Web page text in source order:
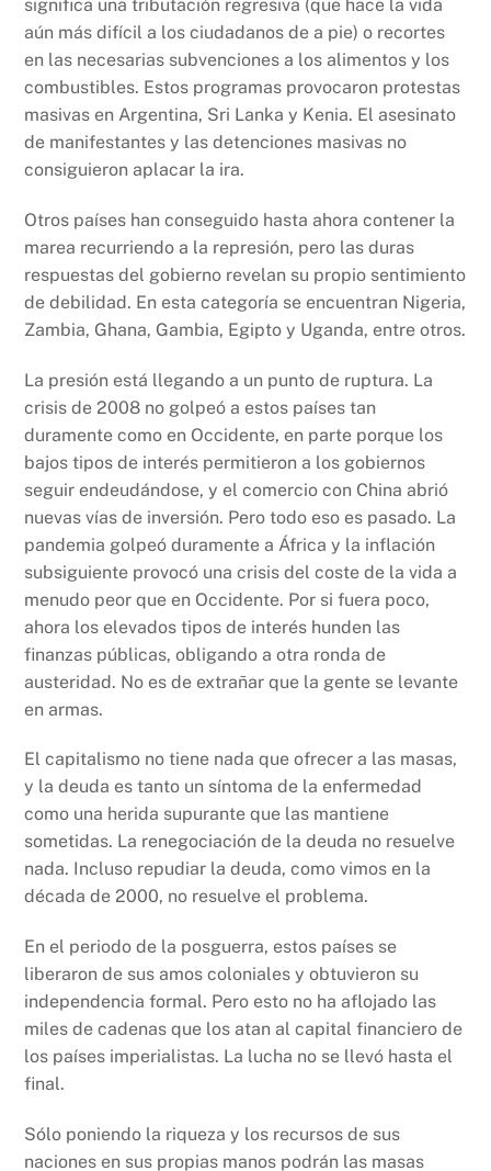
significa una tributación regresiva (que hace la vida
aún más difícil a los ciudadanos de a pie) o recortes
en las necesarias subvenciones a los alimentos y los
combustibles. Estos programas provocaron protestas
masivas en Argentina, Sri Lanka y Kenia. El asesinato
de manifestantes y las detenciones masivas no
consiguieron aplacar la ira.
Otros países han conseguido hasta ahora contener la
marea recurriendo a la represión, pero las duras
respuestas del gobierno revelan su propio sentimiento
de debilidad. En esta categoría se encuentran Nigeria,
Zambia, Ghana, Gambia, Egipto y Uganda, entre otros.
La presión está llegando a un punto de ruptura. La
crisis de 2008 no golpeó a estos países tan
duramente como en Occidente, en parte porque los
bajos tipos de interés permitieron a los gobiernos
seguir endeudándose, y el comercio con China abrió
nuevas vías de inversión. Pero todo eso es pasado. La
pandemia golpeó duramente a África y la inflación
subsiguiente provocó una crisis del coste de la vida a
menudo peor que en Occidente. Por si fuera poco,
ahora los elevados tipos de interés hunden las
finanzas públicas, obligando a otra ronda de
austeridad. No es de extrañar que la gente se levante
en armas.
El capitalismo no tiene nada que ofrecer a las masas,
y la deuda es tanto un síntoma de la enfermedad
como una herida supurante que las mantiene
sometidas. La renegociación de la deuda no resuelve
nada. Incluso repudiar la deuda, como vimos en la
década de 2000, no resuelve el problema.
En el periodo de la posguerra, estos países se
liberaron de sus amos coloniales y obtuvieron su
independencia formal. Pero esto no ha aflojado las
miles de cadenas que los atan al capital financiero de
los países imperialistas. La lucha no se llevó hasta el
final.
Sólo poniendo la riqueza y los recursos de sus
naciones en sus propias manos podrán las masas